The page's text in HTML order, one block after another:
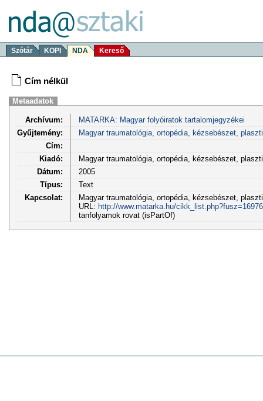
Szótár KOPI NDA Kereső
Cím nélkül
Metaadatok
Archívum:
MATARKA: Magyar folyóiratok tartalomjegyzékei
Gyűjtemény:
Magyar traumatológia, ortopédia, kézsebészet,
Cím:
Kiadó:
Magyar traumatológia, ortopédia, kézsebészet,
Dátum:
2005
Típus:
Text
Kapcsolat:
Magyar traumatológia, ortopédia, kézsebészet,
URL: http://www.matarka.hu/cikk_list.php?fusz=16976
tanfolyamok rovat (isPartOf)